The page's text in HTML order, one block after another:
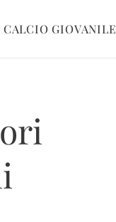
CALCIO GIOVANILE